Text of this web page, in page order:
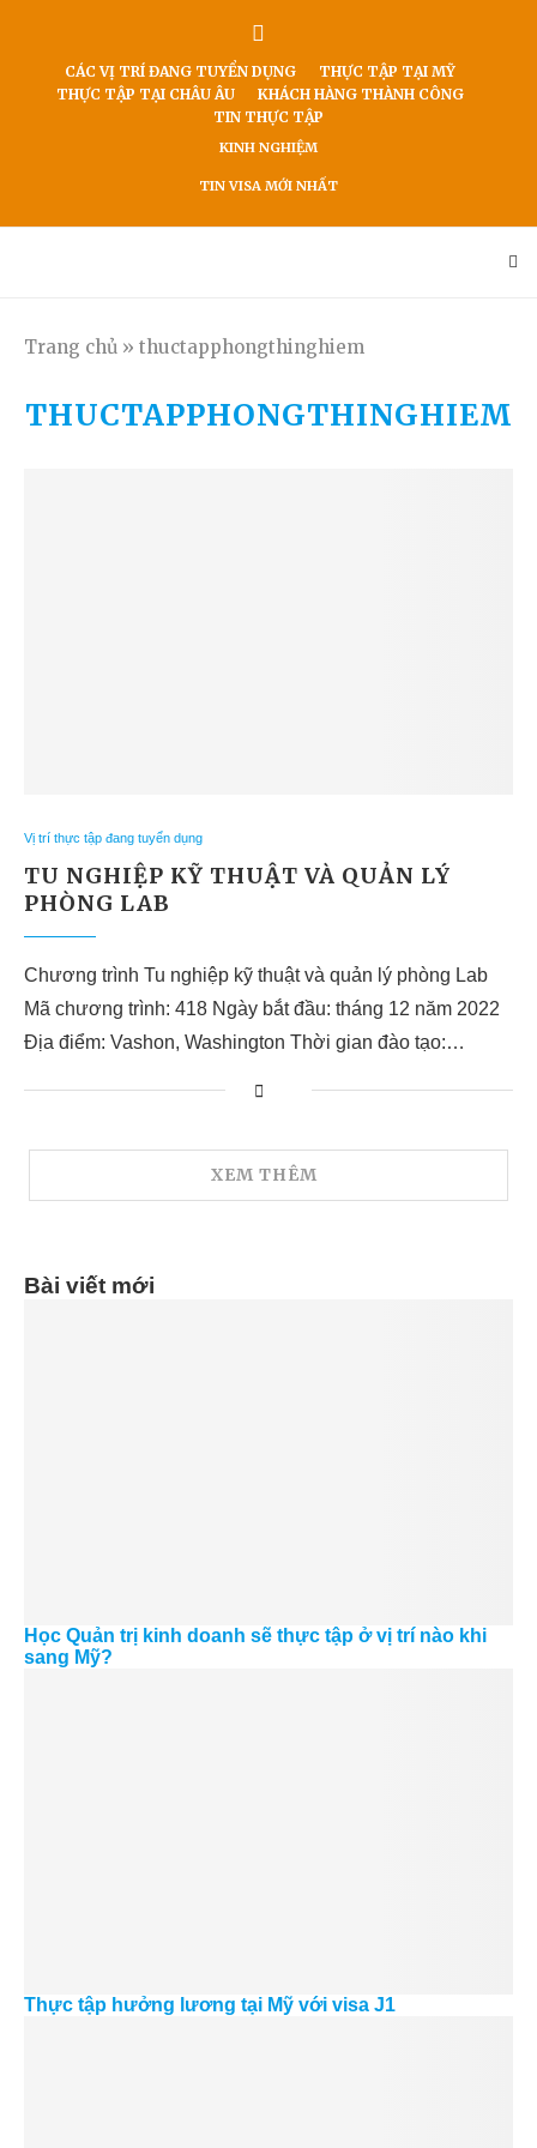
CÁC VỊ TRÍ ĐANG TUYỂN DỤNG
THỰC TẬP TẠI MỸ
THỰC TẬP TẠI CHÂU ÂU
KHÁCH HÀNG THÀNH CÔNG
TIN THỰC TẬP
KINH NGHIỆM
TIN VISA MỚI NHẤT
Trang chủ » thuctapphongthinghiem
THUCTAPPHONGTHINGHIEM
Vị trí thực tập đang tuyển dụng
TU NGHIỆP KỸ THUẬT VÀ QUẢN LÝ
PHÒNG LAB
Chương trình Tu nghiệp kỹ thuật và quản lý phòng Lab
Mã chương trình: 418 Ngày bắt đầu: tháng 12 năm 2022
Địa điểm: Vashon, Washington Thời gian đào tạo:…
XEM THÊM
Bài viết mới
Học Quản trị kinh doanh sẽ thực tập ở vị trí nào khi
sang Mỹ?
Thực tập hưởng lương tại Mỹ với visa J1